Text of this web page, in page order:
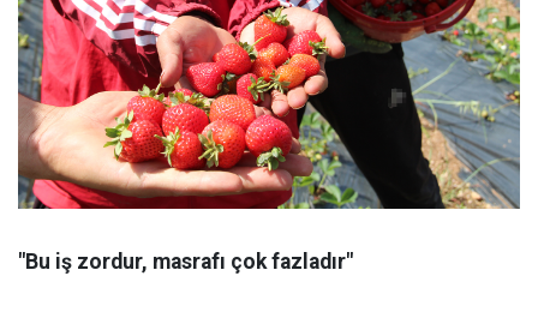
"Bu iş zordur, masrafı çok fazladır"